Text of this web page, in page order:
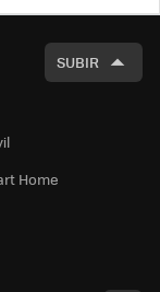
SUBIR
Home